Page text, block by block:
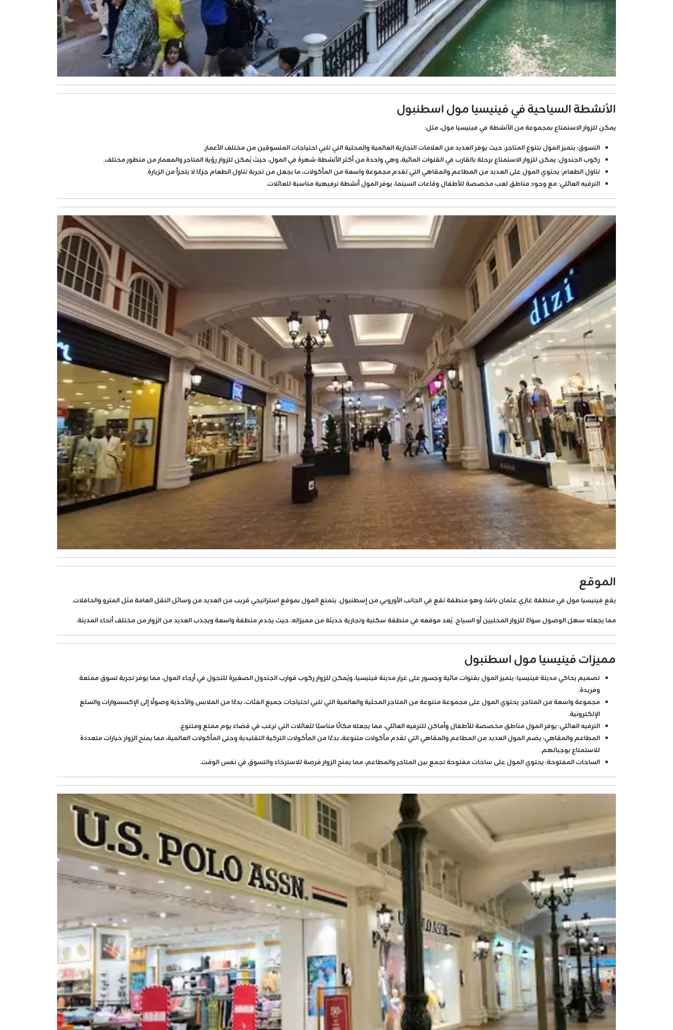
الأنشطة السياحية في فينيسيا مول اسطنبول
يمكن للزوار الاستمتاع بمجموعة من الأنشطة في فينيسيا مول، مثل:
التسوق: يتميز المول بتنوع المتاجر، حيث يوفر العديد من العلامات التجارية العالمية والمحلية التي تلبي احتياجات المتسوقين من مختلف الأعمار.
ركوب الجندول: يمكن للزوار الاستمتاع برحلة بالقارب في القنوات المائية، وهي واحدة من أكثر الأنشطة شهرة في المول، حيث يُمكن للزوار رؤية المتاجر والمعمار من منظور مختلف.
تناول الطعام: يحتوي المول على العديد من المطاعم والمقاهي التي تقدم مجموعة واسعة من المأكولات، ما يجعل من تجربة تناول الطعام جزءًا لا يتجزأ من الزيارة.
الترفيه العائلي: مع وجود مناطق لعب مخصصة للأطفال وقاعات السينما، يوفر المول أنشطة ترفيهية مناسبة للعائلات.
الموقع
يقع فينيسيا مول في منطقة غازي عثمان باشا، وهو منطقة تقع في الجانب الأوروبي من إسطنبول. يتمتع المول بموقع استراتيجي قريب من العديد من وسائل النقل العامة مثل المترو والحافلات.
مما يجعله سهل الوصول سواءً للزوار المحليين أو السياح. يُعد موقعه في منطقة سكنية وتجارية حديثة من مميزاته، حيث يخدم منطقة واسعة ويجذب العديد من الزوار من مختلف أنحاء المدينة.
مميزات فينيسيا مول اسطنبول
تصميم يحاكي مدينة فينيسيا: يتميز المول بقنوات مائية وجسور على غرار مدينة فينيسيا، ويُمكن للزوار ركوب قوارب الجندول الصغيرة للتجول في أرجاء المول، مما يوفر تجربة تسوق ممتعة
وفريدة.
مجموعة واسعة من المتاجر: يحتوي المول على مجموعة متنوعة من المتاجر المحلية والعالمية التي تلبي احتياجات جميع الفئات، بدءًا من الملابس والأحذية وصولًا إلى الإكسسوارات والسلع
الإلكترونية.
الترفيه العائلي: يوفر المول مناطق مخصصة للأطفال وأماكن للترفيه العائلي، مما يجعله مكانًا مناسبًا للعائلات التي ترغب في قضاء يوم ممتع ومتنوع.
المطاعم والمقاهي: يضم المول العديد من المطاعم والمقاهي التي تقدم مأكولات متنوعة، بدءًا من المأكولات التركية التقليدية وحتى المأكولات العالمية، مما يمنح الزوار خيارات متعددة
للاستمتاع بوجباتهم.
الساحات المفتوحة: يحتوي المول على ساحات مفتوحة تجمع بين المتاجر والمطاعم، مما يمنح الزوار فرصة للاسترخاء والتسوق في نفس الوقت.